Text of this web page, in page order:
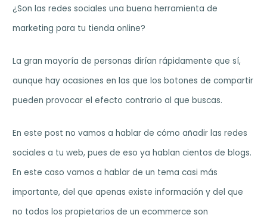
¿Son las redes sociales una buena herramienta de
marketing para tu tienda online?
La gran mayoría de personas dirían rápidamente que sí,
aunque hay ocasiones en las que los botones de compartir
pueden provocar el efecto contrario al que buscas.
En este post no vamos a hablar de cómo añadir las redes
sociales a tu web, pues de eso ya hablan cientos de blogs.
En este caso vamos a hablar de un tema casi más
importante, del que apenas existe información y del que
no todos los propietarios de un ecommerce son